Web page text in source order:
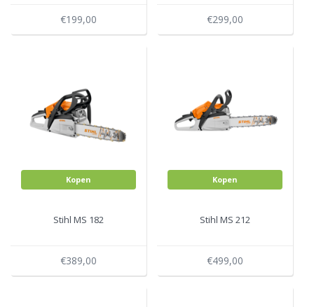
€199,00 €299,00
Kopen
Stihl MS 182
€389,00
Kopen
Stihl MS 212
€499,00